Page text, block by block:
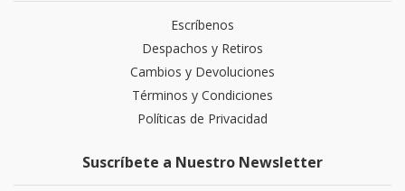
Escríbenos
Despachos y Retiros
Cambios y Devoluciones
Términos y Condiciones
Políticas de Privacidad
Suscríbete a Nuestro Newsletter